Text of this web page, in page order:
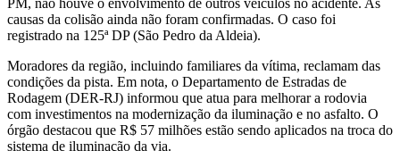
causas da colisão ainda não foram confirmadas. O caso foi
registrado na 125ª DP (São Pedro da Aldeia).
Moradores da região, incluindo familiares da vítima, reclamam das
condições da pista. Em nota, o Departamento de Estradas de
Rodagem (DER-RJ) informou que atua para melhorar a rodovia
com investimentos na modernização da iluminação e no asfalto. O
órgão destacou que R$ 57 milhões estão sendo aplicados na troca do
sistema de iluminação da via.